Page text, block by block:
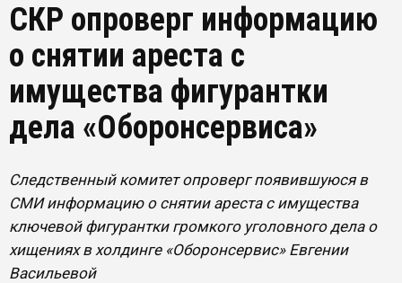
СКР опроверг информацию
о снятии ареста с
имущества фигурантки
дела «Оборонсервиса»
Следственный комитет опроверг появившуюся в
СМИ информацию о снятии ареста с имущества
ключевой фигурантки громкого уголовного дела о
хищениях в холдинге «Оборонсервис» Евгении
Васильевой